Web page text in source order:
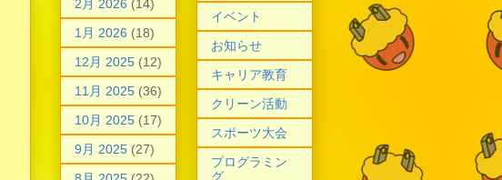
2月 2026 (14)
1月 2026 (18)
12月 2025 (12)
11月 2025 (36)
10月 2025 (17)
9月 2025 (27)
イベント
お知らせ
キャリア教育
クリーン活動
スポーツ大会
プログラミン
グ